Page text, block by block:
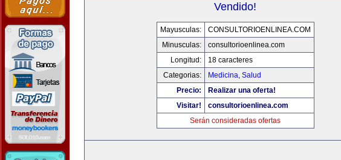
Vendido!
Mayusculas:
CONSULTORIOENLINEA.COM
Minusculas:
consultorioenlinea.com
Longitud:
18 caracteres
Categorias:
Medicina, Salud
Precio:
Realizar una oferta!
Visitar!
consultorioenlinea.com
Serán consideradas ofertas